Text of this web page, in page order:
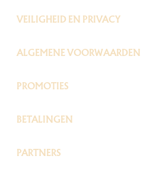
VEILIGHEID EN PRIVACY
ALGEMENE VOORWAARDEN
PROMOTIES
BETALINGEN
PARTNERS